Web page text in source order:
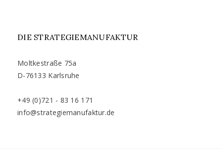
DIE STRATEGIEMANUFAKTUR
Moltkestraße 75a
D-76133 Karlsruhe
+49 (0)721 - 83 16 171
info@strategiemanufaktur.de